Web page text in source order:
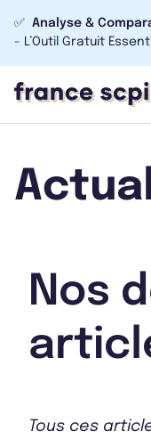
✅ Analyse &
- L’Outil Gratuit
Nos
Tous ces